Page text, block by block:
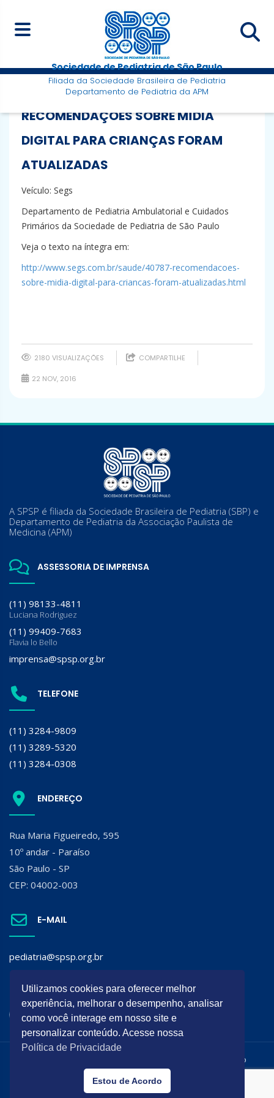
Sociedade de Pediatria de São Paulo
Filiada da Sociedade Brasileira de Pediatria
Departamento de Pediatria da APM
RECOMENDAÇÕES SOBRE MÍDIA
DIGITAL PARA CRIANÇAS FORAM
ATUALIZADAS
Veículo: Segs
Departamento de Pediatria Ambulatorial e Cuidados
Primários da Sociedade de Pediatria de São Paulo
Veja o texto na íntegra em:
http://www.segs.com.br/saude/40787-recomendacoes-
sobre-midia-digital-para-criancas-foram-atualizadas.html
2180 VISUALIZAÇÕES COMPARTILHE
22 NOV, 2016
A SPSP é filiada da Sociedade Brasileira de Pediatria (SBP) e
Departamento de Pediatria da Associação Paulista de
Medicina (APM)
ASSESSORIA DE IMPRENSA
(11) 98133-4811
Luciana Rodriguez
(11) 99409-7683
Flavia lo Bello
imprensa@spsp.org.br
TELEFONE
(11) 3284-9809
(11) 3289-5320
(11) 3284-0308
ENDEREÇO
Rua Maria Figueiredo, 595
10º andar - Paraíso
São Paulo - SP
CEP: 04002-003
E-MAIL
pediatria@spsp.org.br
SIGA A SPSP:
Todos os direitos reservados. É permitida a reprodução do
conteúdo desta página desde que citada a origem.
Desenvolvido por
Utilizamos cookies para oferecer melhor
experiência, melhorar o desempenho, analisar
como você interage em nosso site e
personalizar conteúdo. Acesse nossa
Política de Privacidade
Estou de Acordo